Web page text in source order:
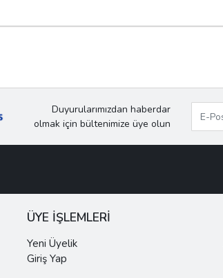
Duyurularımızdan haberdar
olmak için bültenimize üye olun
ÜYE İŞLEMLERİ
Yeni Üyelik
Giriş Yap